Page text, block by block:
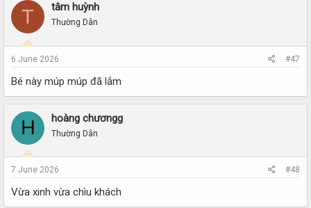
T tâm huỳnh
Thường Dân
6 June 2026 #47
Bé này múp múp đã lắm
H hoàng chươngg
Thường Dân
7 June 2026 #48
Vừa xinh vừa chìu khách